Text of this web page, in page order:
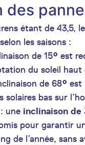
des
étant de 43,5,
les saisons :
de 15° est
du soleil haut
de 68° est
solaires bas sur
: une inclinaison de
pour garantir
de l’année, sans